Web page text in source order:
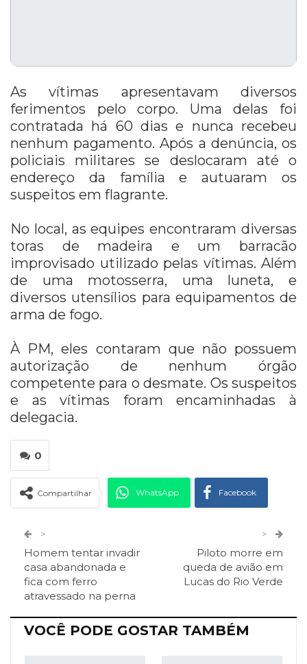
As vítimas apresentavam diversos
ferimentos pelo corpo. Uma delas foi
contratada há 60 dias e nunca recebeu
nenhum pagamento. Após a denúncia, os
policiais militares se deslocaram até o
endereço da família e autuaram os
suspeitos em flagrante.
No local, as equipes encontraram diversas
toras de madeira e um barracão
improvisado utilizado pelas vítimas. Além
de uma motosserra, uma luneta, e
diversos utensílios para equipamentos de
arma de fogo.
À PM, eles contaram que não possuem
autorização de nenhum órgão
competente para o desmate. Os suspeitos
e as vítimas foram encaminhadas à
delegacia.
0
Compartilhar WhatsApp Facebook
ReddIt Telegram
Facebook Messenger
>
Homem tentar invadir
casa abandonada e
fica com ferro
atravessado na perna
>
Piloto morre em
queda de avião em
Lucas do Rio Verde
VOCÊ PODE GOSTAR TAMBÉM